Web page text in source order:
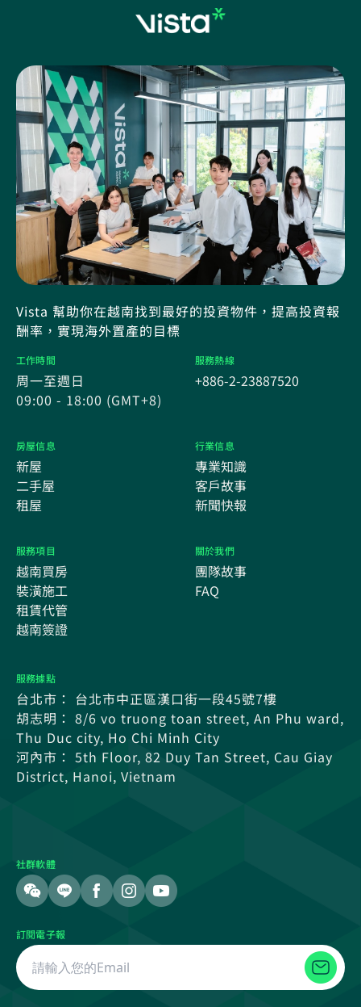
Vista 幫助你在越南找到最好的投資物件，提高投資報
酬率，實現海外置產的目標
工作時間
周一至週日
09:00 - 18:00 (GMT+8)
服務熱線
+886-2-23887520
房屋信息
新屋
二手屋
租屋
行業信息
專業知識
客戶故事
新聞快報
服務項目
越南買房
裝潢施工
租賃代管
越南簽證
關於我們
團隊故事
FAQ
服務據點
台北市： 台北市中正區漢口街一段45號7樓
胡志明： 8/6 vo truong toan street, An Phu ward,
Thu Duc city, Ho Chi Minh City
河內市： 5th Floor, 82 Duy Tan Street, Cau Giay
District, Hanoi, Vietnam
社群軟體
訂閱電子報